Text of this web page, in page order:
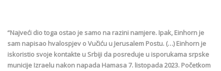
“Najveći dio toga ostao je samo na razini namjere. Ipak, Einhorn je
sam napisao hvalospjev o Vučiću u Jerusalem Postu. (…) Einhorn je
iskoristio svoje kontakte u Srbiji da posreduje u isporukama srpske
municije Izraelu nakon napada Hamasa 7. listopada 2023. Početkom